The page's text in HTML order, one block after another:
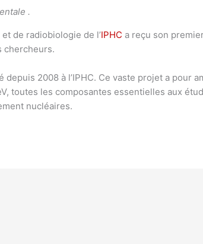
.
de radiobiologie de l’IPHC a reçu son
chercheurs.
2008 à l’IPHC. Ce vaste projet a pour
toutes les composantes essentielles aux
nucléaires.